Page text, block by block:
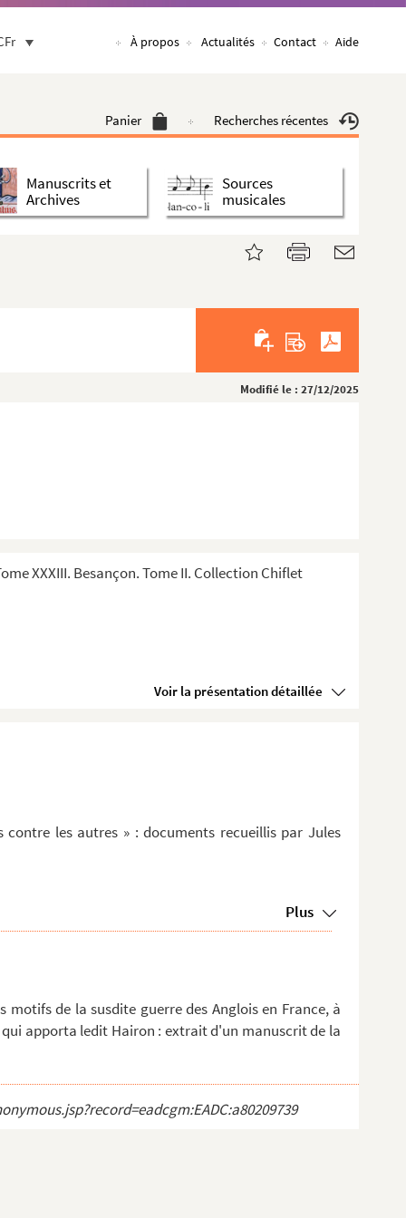
À propos Actualités Contact Aide
Panier Recherches récentes
Manuscrits et
Archives
Sources
musicales
Modifié le : 27/12/2025
XXXIII. Besançon. Tome II. Collection Chiflet
Voir la présentation détaillée
les autres » : documents recueillis par Jules
Plus
motifs de la susdite guerre des Anglois en France, à
apporta ledit Hairon : extrait d'un manuscrit de la